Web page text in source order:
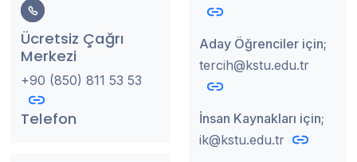
Ücretsiz Çağrı
Merkezi
+90 (850) 811 53 53
Telefon
Aday Öğrenciler için;
tercih@kstu.edu.tr
İnsan Kaynakları için;
ik@kstu.edu.tr